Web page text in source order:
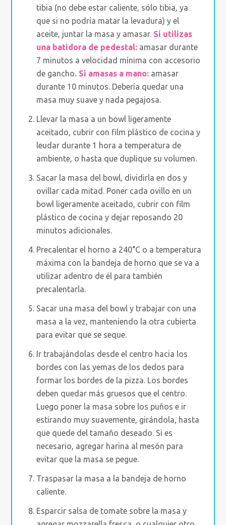
tibia (no debe estar caliente, sólo tibia, ya
que si no podría matar la levadura) y el
aceite, juntar la masa y amasar. Si utilizas
una batidora de pedestal: amasar durante
7 minutos a velocidad mínima con accesorio
de gancho. Si amasas a mano: amasar
durante 10 minutos. Debería quedar una
masa muy suave y nada pegajosa.
Llevar la masa a un bowl ligeramente
aceitado, cubrir con film plástico de cocina y
leudar durante 1 hora a temperatura de
ambiente, o hasta que duplique su volumen.
Sacar la masa del bowl, dividirla en dos y
ovillar cada mitad. Poner cada ovillo en un
bowl ligeramente aceitado, cubrir con film
plástico de cocina y dejar reposando 20
minutos adicionales.
Precalentar el horno a 240°C o a temperatura
máxima con la bandeja de horno que se va a
utilizar adentro de él para también
precalentarla.
Sacar una masa del bowl y trabajar con una
masa a la vez, manteniendo la otra cubierta
para evitar que se seque.
Ir trabajándolas desde el centro hacia los
bordes con las yemas de los dedos para
formar los bordes de la pizza. Los bordes
deben quedar más gruesos que el centro.
Luego poner la masa sobre los puños e ir
estirando muy suavemente, girándola, hasta
que quede del tamaño deseado. Si es
necesario, agregar harina al mesón para
evitar que la masa se pegue.
Traspasar la masa a la bandeja de horno
caliente.
Esparcir salsa de tomate sobre la masa y